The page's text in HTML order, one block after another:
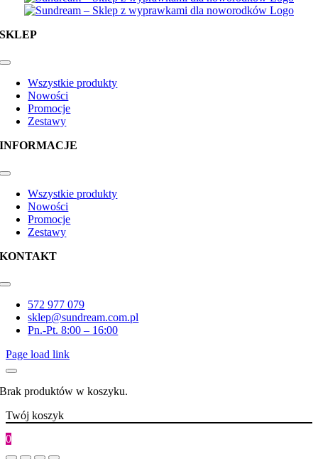
SKLEP
Toggle
NavigationWszystkie produkty
Nowości
Promocje
Zestawy
INFORMACJE
Toggle
NavigationWszystkie produkty
Nowości
Promocje
Zestawy
KONTAKT
Toggle
Navigation572 977 079
sklep@sundream.com.pl
Pn.-Pt. 8:00 – 16:00
Page load link
Brak produktów w koszyku.
Twój koszyk
0